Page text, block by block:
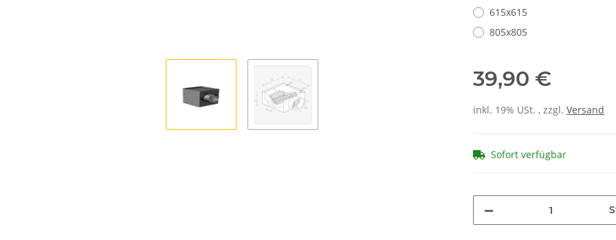
615x615
805x805
39,90 €
inkl. 19% USt. , zzgl. Versand
Sofort verfügbar